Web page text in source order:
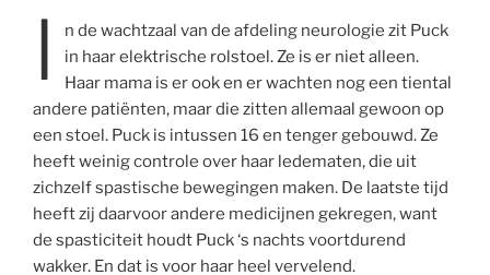
I
n de wachtzaal van de afdeling neurologie zit Puck
in haar elektrische rolstoel. Ze is er niet alleen.
Haar mama is er ook en er wachten nog een tiental
andere patiënten, maar die zitten allemaal gewoon op
een stoel. Puck is intussen 16 en tenger gebouwd. Ze
heeft weinig controle over haar ledematen, die uit
zichzelf spastische bewegingen maken. De laatste tijd
heeft zij daarvoor andere medicijnen gekregen, want
de spasticiteit houdt Puck ‘s nachts voortdurend
wakker. En dat is voor haar heel vervelend.